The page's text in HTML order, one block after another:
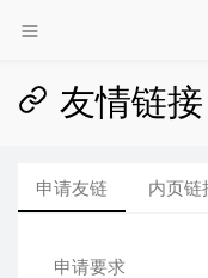
友情链接
申请友链 内页链
申请要求